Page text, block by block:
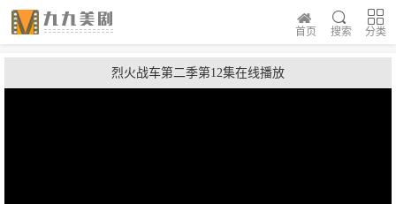
分类
搜索
首页
烈火战车第二季第12集在线播放